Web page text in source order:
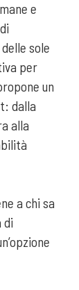
e
sole
per
un
dalla
alla
a chi sa
di